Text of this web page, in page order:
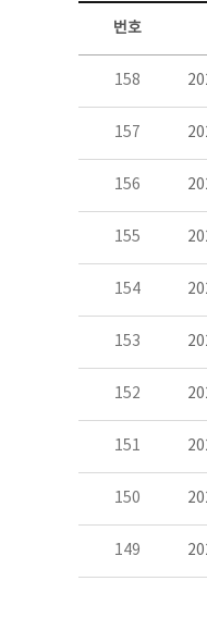
콘텐츠이슈 목록 - 번호, 제목, 작성자, 파일, 조회수, 작성일 정보 제공
번호
158
157
156
155
154
153
152
151
150
149